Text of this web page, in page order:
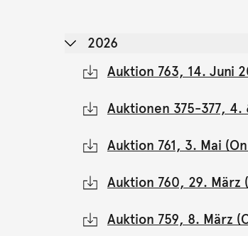
2026
Auktion 763, 14. Juni
Auktionen 375-377, 4.
Auktion 761, 3. Mai
Auktion 760, 29. März
Auktion 759, 8. März